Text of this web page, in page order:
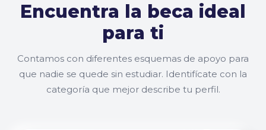
Encuentra la beca ideal
para ti
Contamos con diferentes esquemas de apoyo para
que nadie se quede sin estudiar. Identifícate con la
categoría que mejor describe tu perfil.